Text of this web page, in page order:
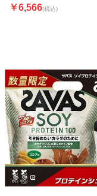
￥6,566(税込)